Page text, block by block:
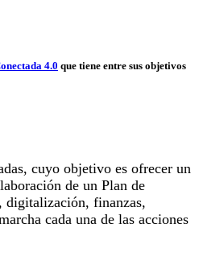
4.0 que tiene entre sus objetivos
cuyo objetivo es ofrecer un
de un Plan de
digitalización, finanzas,
cada una de las acciones